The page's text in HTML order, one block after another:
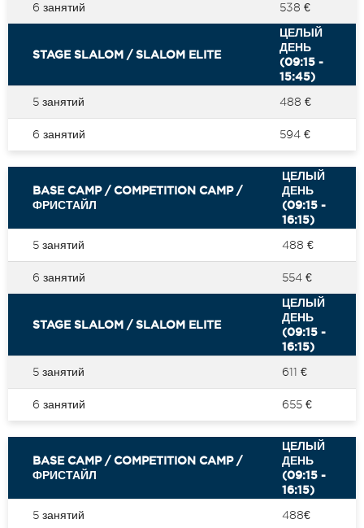
6 занятий 538 €
STAGE SLALOM / SLALOM ELITE
ЦЕЛЫЙ
ДЕНЬ
(09:15 -
15:45)
5 занятий
488 €
6 занятий 594 €
BASE CAMP / COMPETITION CAMP /
ФРИСТАЙЛ
ЦЕЛЫЙ
ДЕНЬ
(09:15 -
16:15)
5 занятий
488 €
6 занятий 554 €
STAGE SLALOM / SLALOM ELITE
ЦЕЛЫЙ
ДЕНЬ
(09:15 -
16:15)
5 занятий
611 €
6 занятий 655 €
BASE CAMP / COMPETITION CAMP /
ФРИСТАЙЛ
ЦЕЛЫЙ
ДЕНЬ
(09:15 -
16:15)
5 занятий
488€